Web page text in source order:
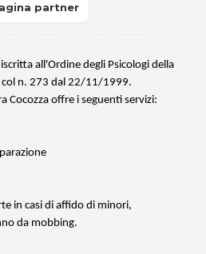
partner
all'Ordine degli Psicologi della
col n. 273 dal 22/11/1999.
Cocozza offre i seguenti servizi:
in casi di affido di minori,
da mobbing.